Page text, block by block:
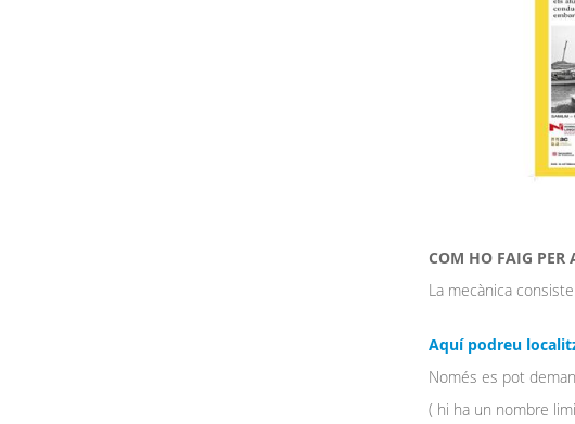
COM HO FAIG PER
La mecànica
Aquí podreu
Només es pot
( hi ha un nombre